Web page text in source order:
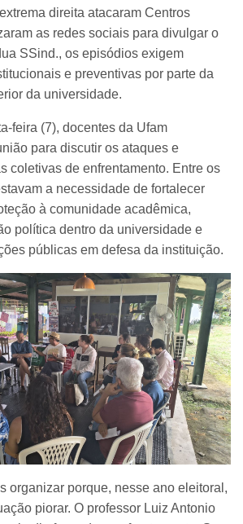
direita atacaram Centros
as redes sociais para divulgar o
SSind., os episódios exigem
e preventivas por parte da
da universidade.
feira (7), docentes da Ufam
para discutir os ataques e
coletivas de enfrentamento. Entre os
a necessidade de fortalecer
à comunidade acadêmica,
política dentro da universidade e
públicas em defesa da instituição.
organizar porque, nesse ano eleitoral,
piorar. O professor Luiz Antonio